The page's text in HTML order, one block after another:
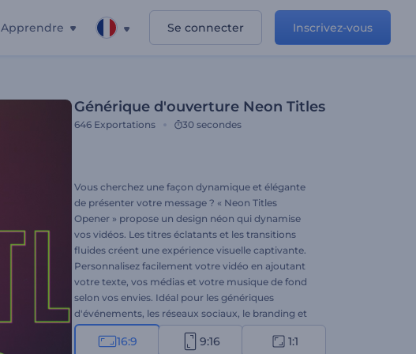
Apprendre Se connecter Inscrivez-vous
Générique d'ouverture Neon Titles
646 Exportations 30 secondes
Vous cherchez une façon dynamique et élégante
de présenter votre message ? « Neon Titles
Opener » propose un design néon qui dynamise
vos vidéos. Les titres éclatants et les transitions
fluides créent une expérience visuelle captivante.
Personnalisez facilement votre vidéo en ajoutant
votre texte, vos médias et votre musique de fond
selon vos envies. Idéal pour les génériques
d'événements, les réseaux sociaux, le branding et
autres vidéos promotionnelles. Créez dès
maintenant !
16:9 9:16 1:1